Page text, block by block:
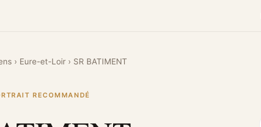
› Eure-et-Loir › SR BATIMENT
RECOMMANDÉ